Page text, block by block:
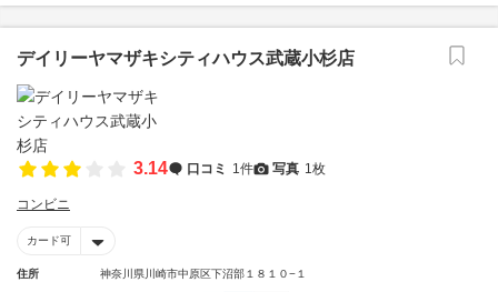
デイリーヤマザキシティハウス武蔵小杉店
3.14 口コミ 1件 写真 1枚
コンビニ
カード可
住所 神奈川県川崎市中原区下沼部１８１０−１